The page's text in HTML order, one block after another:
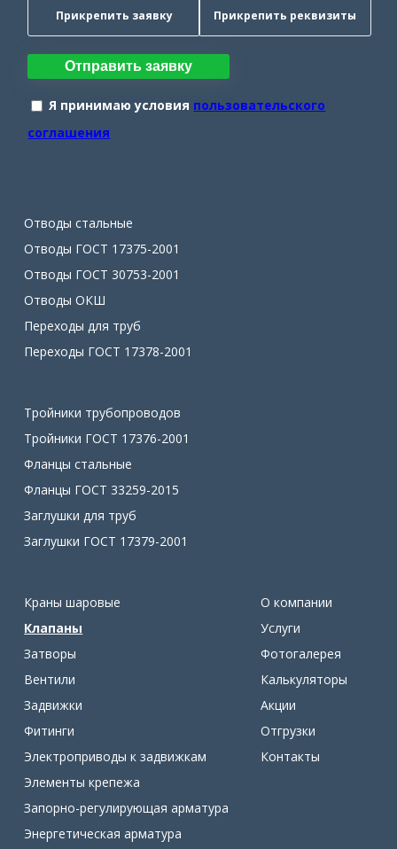
Прикрепить заявку Прикрепить реквизиты
Отправить заявку
Я принимаю условия пользовательского
соглашения
Отводы стальные
Отводы ГОСТ 17375-2001
Отводы ГОСТ 30753-2001
Отводы ОКШ
Переходы для труб
Переходы ГОСТ 17378-2001
Тройники трубопроводов
Тройники ГОСТ 17376-2001
Фланцы стальные
Фланцы ГОСТ 33259-2015
Заглушки для труб
Заглушки ГОСТ 17379-2001
Краны шаровые
Клапаны
Затворы
Вентили
Задвижки
Фитинги
Электроприводы к задвижкам
Элементы крепежа
Запорно-регулирующая арматура
Энергетическая арматура
О компании
Услуги
Фотогалерея
Калькуляторы
Акции
Отгрузки
Контакты